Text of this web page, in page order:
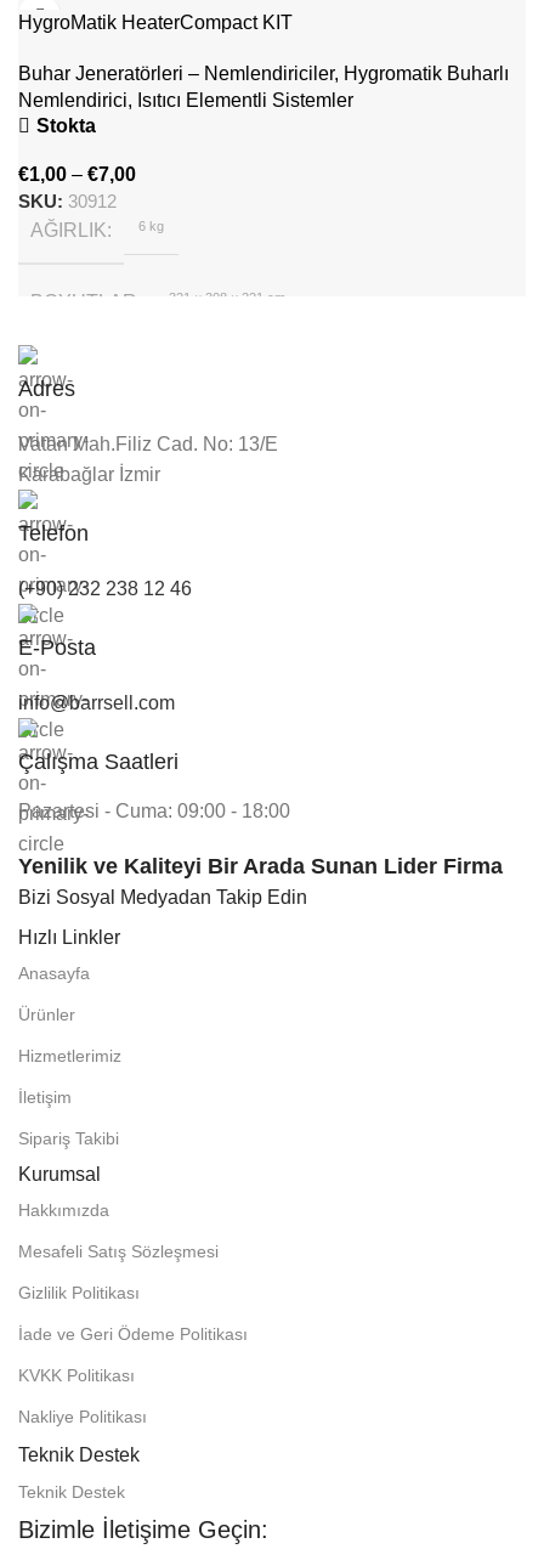
HygroMatik HeaterCompact KIT
Buhar Jeneratörleri – Nemlendiriciler, Hygromatik Buharlı
Nemlendirici, Isıtıcı Elementli Sistemler
Stokta
€1,00 – €7,00
SKU: 30912
AĞIRLIK
6 kg
BOYUTLAR 321 × 308 × 221 cm
MARKA
RENK Beyaz
Adres
Vatan Mah.Filiz Cad. No: 13/E
Karabağlar İzmir
Telefon
(+90) 232 238 12 46
E-Posta
info@barrsell.com
Çalışma Saatleri
Pazartesi - Cuma: 09:00 - 18:00
Yenilik ve Kaliteyi Bir Arada Sunan Lider Firma
Bizi Sosyal Medyadan Takip Edin
Hızlı Linkler
Anasayfa
Ürünler
Hizmetlerimiz
İletişim
Sipariş Takibi
Kurumsal
Hakkımızda
Mesafeli Satış Sözleşmesi
Gizlilik Politikası
İade ve Geri Ödeme Politikası
KVKK Politikası
Nakliye Politikası
Teknik Destek
Teknik Destek
Bizimle İletişime Geçin: